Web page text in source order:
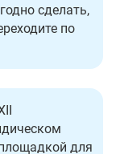
сделать,
по
для